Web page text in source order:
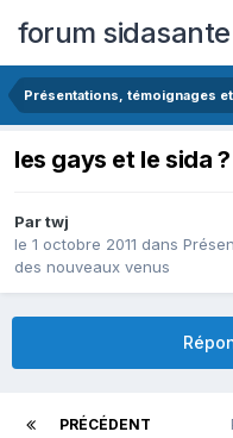
forum sidasante
Présentations, témoignages
les gays et le sida
Par twj
le 1 octobre 2011 dans
des nouveaux venus
PRÉCÉDENT